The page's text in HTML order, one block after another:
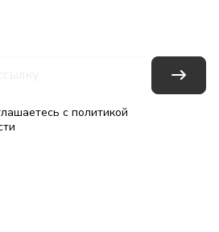
с политикой